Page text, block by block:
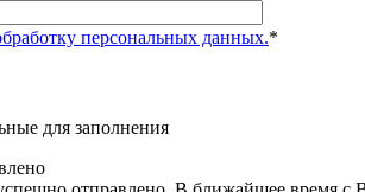
персональных данных.*
для заполнения